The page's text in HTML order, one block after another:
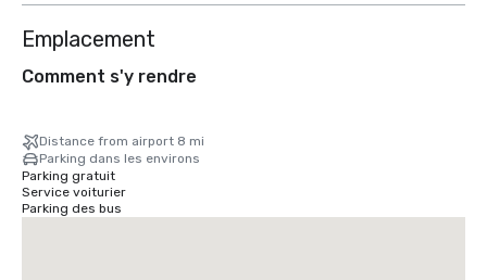
Emplacement
Comment s'y rendre
Distance from airport 8 mi
Parking dans les environs
Parking gratuit
Service voiturier
Parking des bus